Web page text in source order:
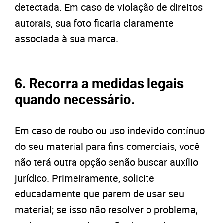
detectada. Em caso de violação de direitos
autorais, sua foto ficaria claramente
associada à sua marca.
6. Recorra a medidas legais
quando necessário.
Em caso de roubo ou uso indevido contínuo
do seu material para fins comerciais, você
não terá outra opção senão buscar auxílio
jurídico. Primeiramente, solicite
educadamente que parem de usar seu
material; se isso não resolver o problema,